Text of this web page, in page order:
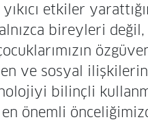
yıkıcı etkiler
bireyleri
ve sosyal
bilinçli
önemli